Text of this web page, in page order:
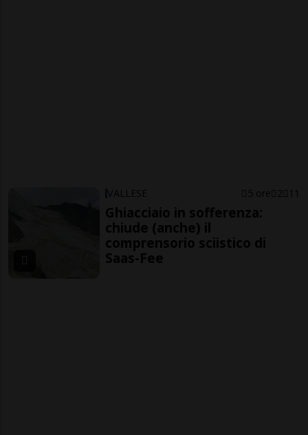
VALLESE 5 ore 2 11
Ghiacciaio in sofferenza:
chiude (anche) il
comprensorio sciistico di
Saas-Fee